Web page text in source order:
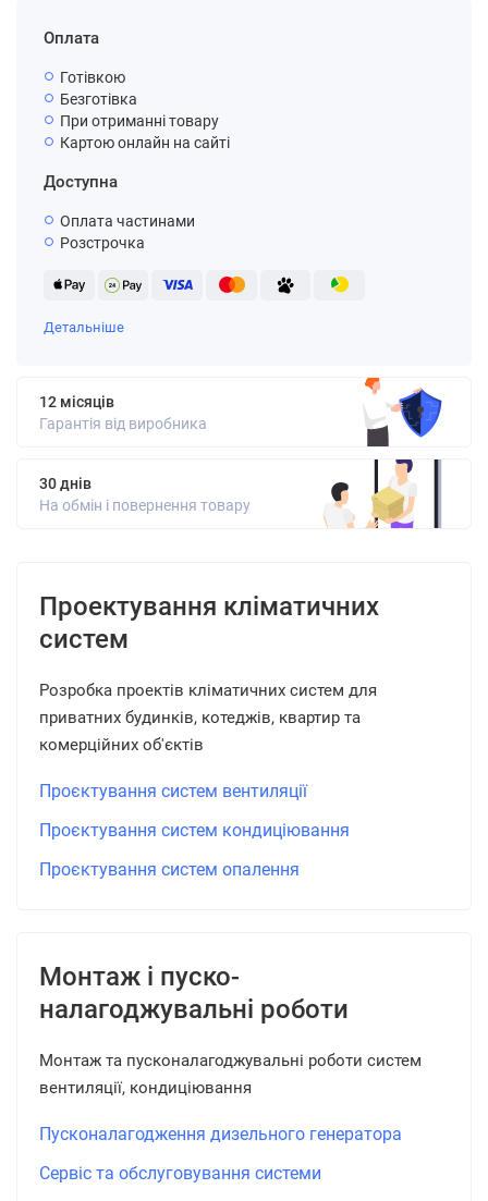
Оплата
Готівкою
Безготівка
При отриманні товару
Картою онлайн на сайті
Доступна
Оплата частинами
Розстрочка
Детальніше
12 місяців
Гарантія від виробника
30 днів
На обмін і повернення товару
Проектування кліматичних
систем
Розробка проектів кліматичних систем для
приватних будинків, котеджів, квартир та
комерційних об'єктів
Проєктування систем вентиляції
Проєктування систем кондиціювання
Проєктування систем опалення
Монтаж і пуско-
налагоджувальні роботи
Монтаж та пусконалагоджувальні роботи систем
вентиляції, кондиціювання
Пусконалагодження дизельного генератора
Сервіс та обслуговування системи